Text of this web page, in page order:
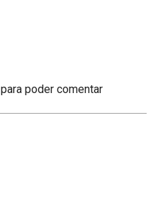
para poder comentar